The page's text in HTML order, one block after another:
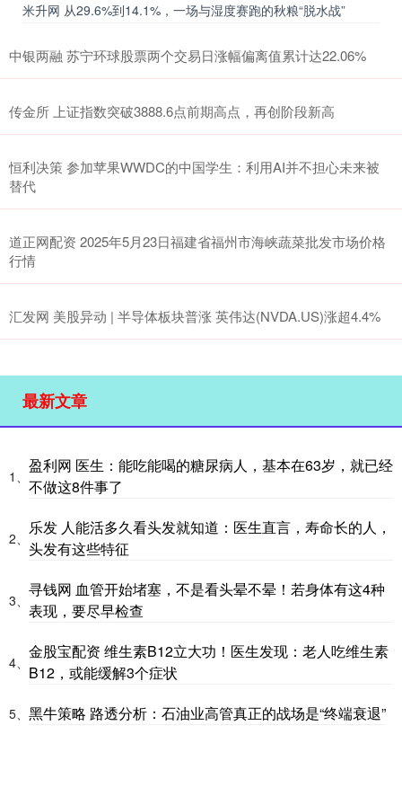
米升网 从29.6%到14.1%，一场与湿度赛跑的秋粮“脱水战”
中银两融 苏宁环球股票两个交易日涨幅偏离值累计达22.06%
传金所 上证指数突破3888.6点前期高点，再创阶段新高
恒利决策 参加苹果WWDC的中国学生：利用AI并不担心未来被
替代
道正网配资 2025年5月23日福建省福州市海峡蔬菜批发市场价格
行情
汇发网 美股异动 | 半导体板块普涨 英伟达(NVDA.US)涨超4.4%
最新文章
1、
盈利网 医生：能吃能喝的糖尿病人，基本在63岁，就已经
不做这8件事了
2、
乐发 人能活多久看头发就知道：医生直言，寿命长的人，
头发有这些特征
3、
寻钱网 血管开始堵塞，不是看头晕不晕！若身体有这4种
表现，要尽早检查
4、
金股宝配资 维生素B12立大功！医生发现：老人吃维生素
B12，或能缓解3个症状
5、 黑牛策略 路透分析：石油业高管真正的战场是“终端衰退”